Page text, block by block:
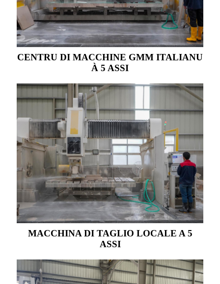
CENTRU DI MACCHINE GMM ITALIANU
À 5 ASSI
MACCHINA DI TAGLIO LOCALE A 5
ASSI